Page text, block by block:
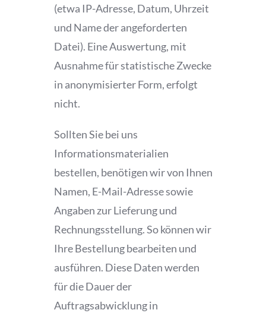
(etwa IP-Adresse, Datum, Uhrzeit
und Name der angeforderten
Datei). Eine Auswertung, mit
Ausnahme für statistische Zwecke
in anonymisierter Form, erfolgt
nicht.
Sollten Sie bei uns
Informationsmaterialien
bestellen, benötigen wir von Ihnen
Namen, E-Mail-Adresse sowie
Angaben zur Lieferung und
Rechnungsstellung. So können wir
Ihre Bestellung bearbeiten und
ausführen. Diese Daten werden
für die Dauer der
Auftragsabwicklung in